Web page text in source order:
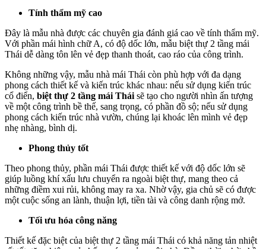
Tính thẩm mỹ cao
Đây là mẫu nhà được các chuyên gia đánh giá cao về tính thẩm mỹ.
Với phần mái hình chữ A, có độ dốc lớn, mẫu biệt thự 2 tầng mái
Thái dễ dàng tôn lên vẻ đẹp thanh thoát, cao ráo của công trình.
Không những vậy, mẫu nhà mái Thái còn phù hợp với đa dạng
phong cách thiết kế và kiến trúc khác nhau: nếu sử dụng kiến trúc
cổ điển, biệt thự 2 tầng mái Thái sẽ tạo cho người nhìn ấn tượng
về một công trình bề thế, sang trọng, có phần đồ sộ; nếu sử dụng
phong cách kiến trúc nhà vườn, chúng lại khoác lên mình vẻ đẹp
nhẹ nhàng, bình dị.
Phong thủy tốt
Theo phong thủy, phần mái Thái được thiết kế với độ dốc lớn sẽ
giúp luồng khí xấu lưu chuyển ra ngoài biệt thự, mang theo cả
những điềm xui rủi, không may ra xa. Nhờ vậy, gia chủ sẽ có được
một cuộc sống an lành, thuận lợi, tiền tài và công danh rộng mở.
Tối ưu hóa công năng
Thiết kế đặc biệt của biệt thự 2 tầng mái Thái có khả năng tản nhiệt